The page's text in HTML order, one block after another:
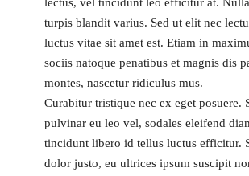
turpis blandit varius. Sed ut elit nec
luctus vitae sit amet est. Etiam in
sociis natoque penatibus et magnis dis
montes, nascetur ridiculus mus.
Curabitur tristique nec ex eget posuere.
pulvinar eu leo vel, sodales eleifend
tincidunt libero id tellus luctus efficitur.
dolor justo, eu ultrices ipsum suscipit